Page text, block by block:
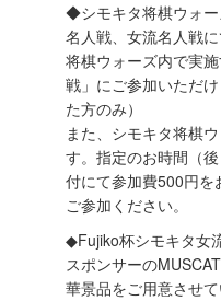
◆シモキタ将棋ウォ
名人戦、女流名人戦
将棋ウォーズ内で実
戦」にご参加いただ
た方のみ）
また、シモキタ将棋
す。指定のお時間（
付にて参加費500円を
ご参加ください。
◆Fujiko杯シモキタ女
スポンサーの
華景品をご用意させて